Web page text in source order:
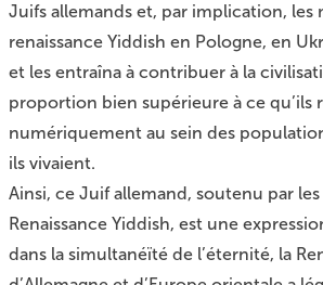
Juifs allemands et, par implication, les
renaissance Yiddish en Pologne, en
et les entraîna à contribuer à la
proportion bien supérieure à ce qu’ils
numériquement au sein des
ils vivaient.
Ainsi, ce Juif allemand, soutenu par
Renaissance Yiddish, est une
dans la simultanéïté de l’éternité, la